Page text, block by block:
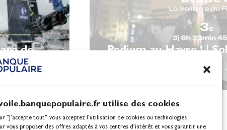
utilise des cookies
"J'accepte tout", vous acceptez l’utilisation de cookies ou technologies
vous proposer des offres adaptés à vos centres d’intérêt et vous garantir une
de
Podium au Havre ! |